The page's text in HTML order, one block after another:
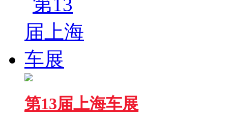
第13届上海车展